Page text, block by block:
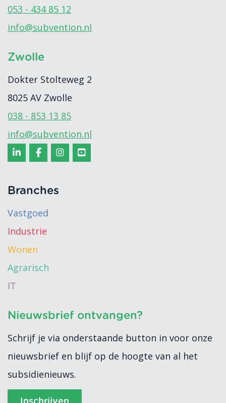
053 - 434 85 12
info@subvention.nl
Zwolle
Dokter Stolteweg 2
8025 AV Zwolle
038 - 853 13 85
info@subvention.nl
Branches
Vastgoed
Industrie
Wonen
Agrarisch
IT
Nieuwsbrief ontvangen?
Schrijf je via onderstaande button in voor onze
nieuwsbrief en blijf op de hoogte van al het
subsidienieuws.